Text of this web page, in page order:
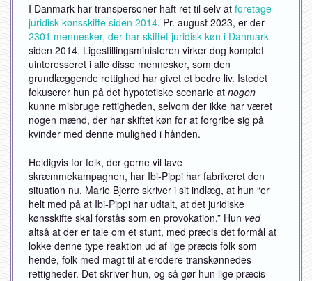
I Danmark har transpersoner haft ret til selv at foretage
juridisk kønsskifte siden 2014. Pr. august 2023, er der
2301 mennesker, der har skiftet juridisk køn i Danmark
siden 2014. Ligestillingsministeren virker dog komplet
uinteresseret i alle disse mennesker, som den
grundlæggende rettighed har givet et bedre liv. Istedet
fokuserer hun på det hypotetiske scenarie at nogen
kunne misbruge rettigheden, selvom der ikke har været
nogen mænd, der har skiftet køn for at forgribe sig på
kvinder med denne mulighed i hånden.
Heldigvis for folk, der gerne vil lave
skræmmekampagnen, har Ibi-Pippi har fabrikeret den
situation nu. Marie Bjerre skriver i sit indlæg, at hun “er
helt med på at Ibi-Pippi har udtalt, at det juridiske
kønsskifte skal forstås som en provokation.” Hun ved
altså at der er tale om et stunt, med præcis det formål at
lokke denne type reaktion ud af lige præcis folk som
hende, folk med magt til at erodere transkønnedes
rettigheder. Det skriver hun, og så gør hun lige præcis